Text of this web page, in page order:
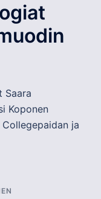
Saara
Koponen
ja